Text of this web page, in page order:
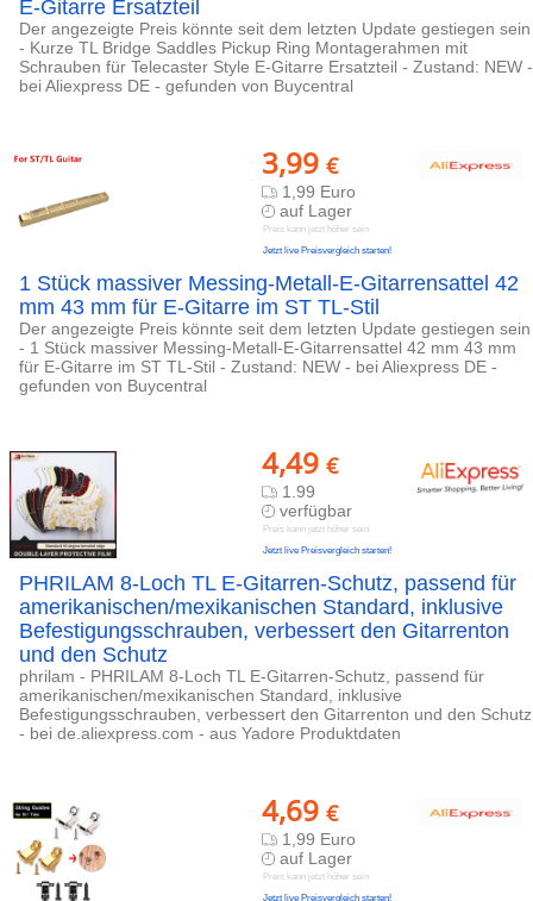
E-Gitarre Ersatzteil
Der angezeigte Preis könnte seit dem letzten Update gestiegen sein
- Kurze TL Bridge Saddles Pickup Ring Montagerahmen mit
Schrauben für Telecaster Style E-Gitarre Ersatzteil - Zustand: NEW -
bei Aliexpress DE - gefunden von Buycentral
3,99 €
1,99 Euro
auf Lager
Preis kann jetzt höher sein
Jetzt live Preisvergleich starten!
1 Stück massiver Messing-Metall-E-Gitarrensattel 42
mm 43 mm für E-Gitarre im ST TL-Stil
Der angezeigte Preis könnte seit dem letzten Update gestiegen sein
- 1 Stück massiver Messing-Metall-E-Gitarrensattel 42 mm 43 mm
für E-Gitarre im ST TL-Stil - Zustand: NEW - bei Aliexpress DE -
gefunden von Buycentral
4,49 €
1.99
verfügbar
Preis kann jetzt höher sein
Jetzt live Preisvergleich starten!
PHRILAM 8-Loch TL E-Gitarren-Schutz, passend für
amerikanischen/mexikanischen Standard, inklusive
Befestigungsschrauben, verbessert den Gitarrenton
und den Schutz
phrilam - PHRILAM 8-Loch TL E-Gitarren-Schutz, passend für
amerikanischen/mexikanischen Standard, inklusive
Befestigungsschrauben, verbessert den Gitarrenton und den Schutz
- bei de.aliexpress.com - aus Yadore Produktdaten
4,69 €
1,99 Euro
auf Lager
Preis kann jetzt höher sein
Jetzt live Preisvergleich starten!